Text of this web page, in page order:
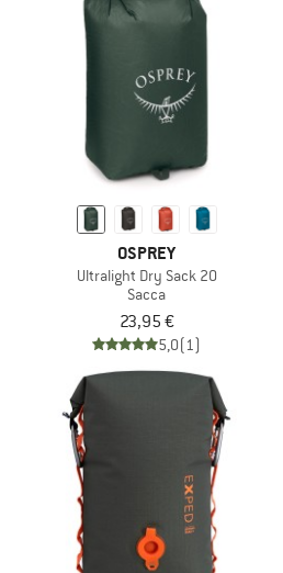
OSPREY
Ultralight Dry Sack 20
Sacca
23,95 €
5,0(1)